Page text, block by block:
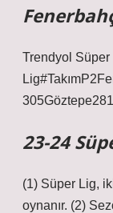
Trendyol Süper
23-24
(1) Süper Lig,
oynanır. (2)